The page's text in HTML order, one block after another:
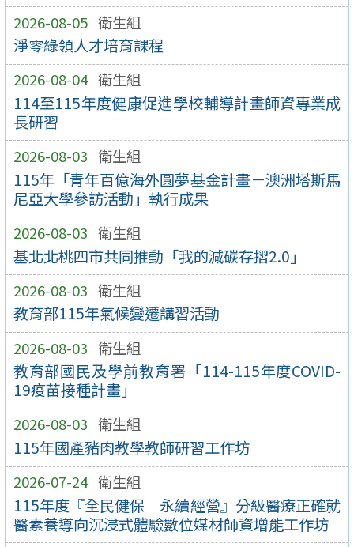
2026-08-05 衛生組
淨零綠領人才培育課程
2026-08-04 衛生組
114至115年度健康促進學校輔導計畫師資專業成
長研習
2026-08-03 衛生組
115年「青年百億海外圓夢基金計畫－澳洲塔斯馬
尼亞大學參訪活動」執行成果
2026-08-03 衛生組
基北北桃四市共同推動「我的減碳存摺2.0」
2026-08-03 衛生組
教育部115年氣候變遷講習活動
2026-08-03 衛生組
教育部國民及學前教育署「114-115年度COVID-
19疫苗接種計畫」
2026-08-03 衛生組
115年國產豬肉教學教師研習工作坊
2026-07-24 衛生組
115年度『全民健保 永續經營』分級醫療正確就
醫素養導向沉浸式體驗數位媒材師資增能工作坊